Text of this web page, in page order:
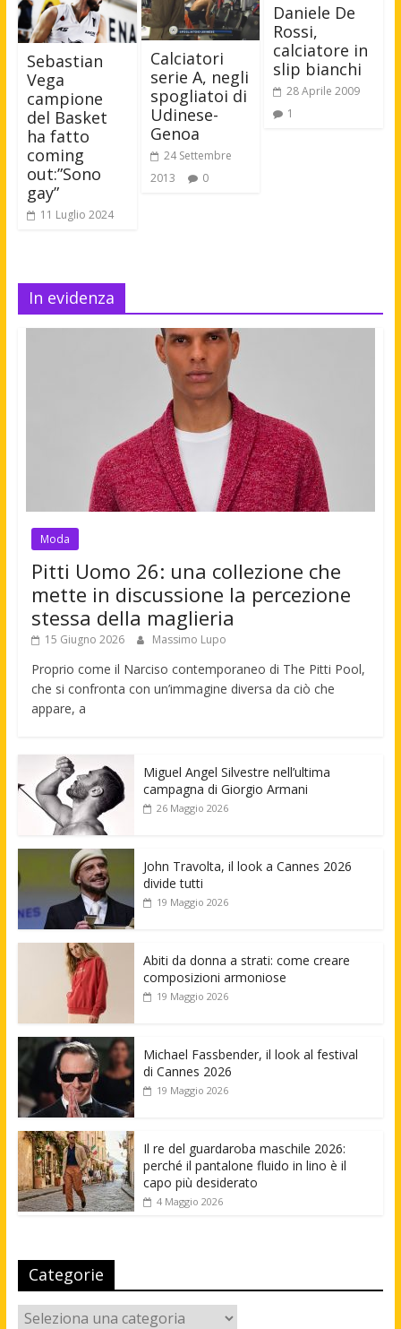
Sebastian
Vega
campione
del Basket
ha fatto
coming
out:”Sono
gay”
11 Luglio 2024
Calciatori
serie A, negli
spogliatoi di
Udinese-
Genoa
24 Settembre
2013
0
Daniele De
Rossi,
calciatore in
slip bianchi
28 Aprile 2009
1
In evidenza
Moda
Pitti Uomo 26: una collezione che
mette in discussione la percezione
stessa della maglieria
15 Giugno 2026 Massimo Lupo
Proprio come il Narciso contemporaneo di The Pitti Pool,
che si confronta con un’immagine diversa da ciò che
appare, a
Miguel Angel Silvestre nell’ultima
campagna di Giorgio Armani
26 Maggio 2026
John Travolta, il look a Cannes 2026
divide tutti
19 Maggio 2026
Abiti da donna a strati: come creare
composizioni armoniose
19 Maggio 2026
Michael Fassbender, il look al festival
di Cannes 2026
19 Maggio 2026
Il re del guardaroba maschile 2026:
perché il pantalone fluido in lino è il
capo più desiderato
4 Maggio 2026
Categorie
Categorie